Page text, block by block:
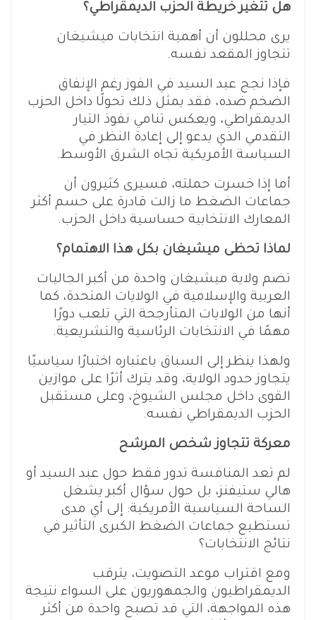
هل تتغير خريطة الحزب الديمقراطي؟
يرى محللون أن أهمية انتخابات ميشيغان
تتجاوز المقعد نفسه.
فإذا نجح عبد السيد في الفوز رغم الإنفاق
الضخم ضده، فقد يمثل ذلك تحولًا داخل الحزب
الديمقراطي، ويعكس تنامي نفوذ التيار
التقدمي الذي يدعو إلى إعادة النظر في
السياسة الأمريكية تجاه الشرق الأوسط.
أما إذا خسرت حملته، فسيرى كثيرون أن
جماعات الضغط ما زالت قادرة على حسم أكثر
المعارك الانتخابية حساسية داخل الحزب.
لماذا تحظى ميشيغان بكل هذا الاهتمام؟
تضم ولاية ميشيغان واحدة من أكبر الجاليات
العربية والإسلامية في الولايات المتحدة، كما
أنها من الولايات المتأرجحة التي تلعب دورًا
مهمًا في الانتخابات الرئاسية والتشريعية.
ولهذا ينظر إلى السباق باعتباره اختبارًا سياسيًا
يتجاوز حدود الولاية، وقد يترك أثرًا على موازين
القوى داخل مجلس الشيوخ، وعلى مستقبل
الحزب الديمقراطي نفسه.
معركة تتجاوز شخص المرشح
لم تعد المنافسة تدور فقط حول عبد السيد أو
هالي ستيفنز، بل حول سؤال أكبر يشغل
الساحة السياسية الأمريكية: إلى أي مدى
تستطيع جماعات الضغط الكبرى التأثير في
نتائج الانتخابات؟
ومع اقتراب موعد التصويت، يترقب
الديمقراطيون والجمهوريون على السواء نتيجة
هذه المواجهة، التي قد تصبح واحدة من أكثر